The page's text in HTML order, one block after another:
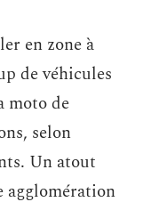
en zone à
de véhicules
moto de
selon
Un atout
agglomération